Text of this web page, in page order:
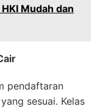
Mudah dan
pendaftaran
yang sesuai. Kelas